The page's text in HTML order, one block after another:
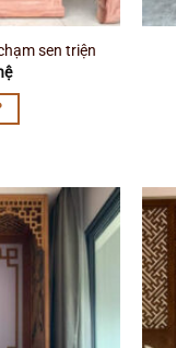
sen triện